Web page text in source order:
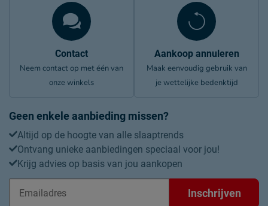
Contact
Neem contact op met één van
onze winkels
Aankoop annuleren
Maak eenvoudig gebruik van
je wettelijke bedenktijd
Geen enkele aanbieding missen?
Altijd op de hoogte van alle slaaptrends
Ontvang unieke aanbiedingen speciaal voor jou!
Krijg advies op basis van jou aankopen
Inschrijven